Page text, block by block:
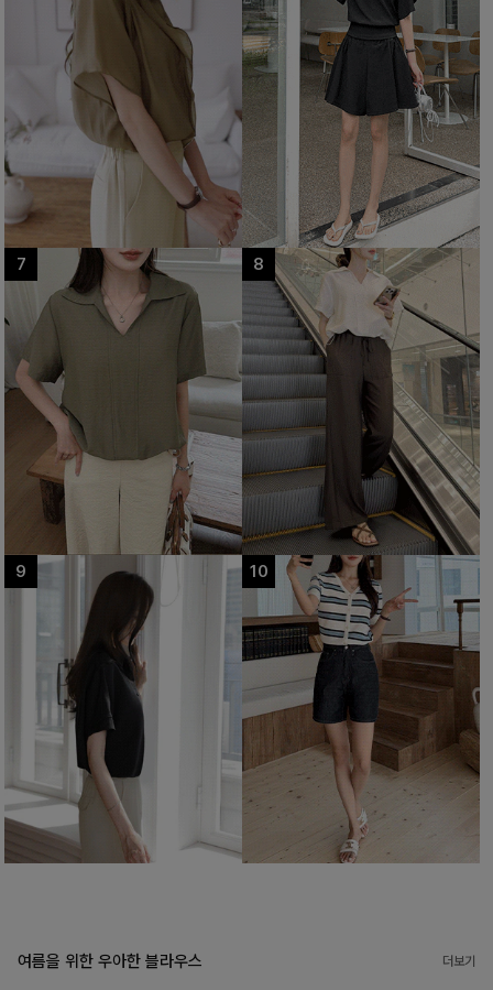
여름을 위한 우아한 블라우스 더보기